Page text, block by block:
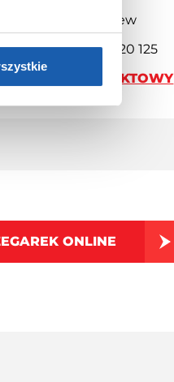
96-500 Sochaczew
+48 46 86 20 125
KONTAKTOWY
ONLINE